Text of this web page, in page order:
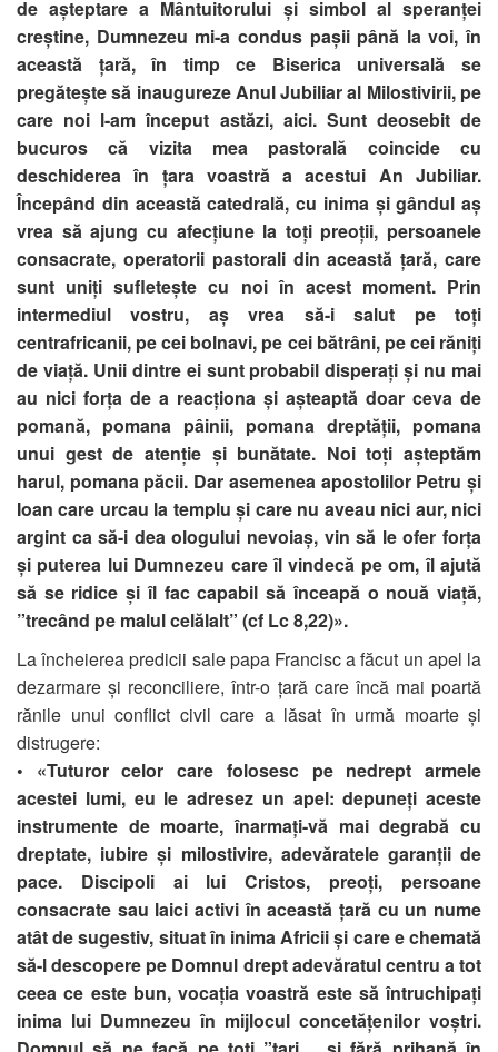
de așteptare a Mântuitorului și simbol al speranței
creștine, Dumnezeu mi-a condus pașii până la voi, în
această țară, în timp ce Biserica universală se
pregătește să inaugureze Anul Jubiliar al Milostivirii, pe
care noi l-am început astăzi, aici. Sunt deosebit de
bucuros că vizita mea pastorală coincide cu
deschiderea în țara voastră a acestui An Jubiliar.
Începând din această catedrală, cu inima și gândul aș
vrea să ajung cu afecțiune la toți preoții, persoanele
consacrate, operatorii pastorali din această țară, care
sunt uniți sufletește cu noi în acest moment. Prin
intermediul vostru, aș vrea să-i salut pe toți
centrafricanii, pe cei bolnavi, pe cei bătrâni, pe cei răniți
de viață. Unii dintre ei sunt probabil disperați și nu mai
au nici forța de a reacționa și așteaptă doar ceva de
pomană, pomana pâinii, pomana dreptății, pomana
unui gest de atenție și bunătate. Noi toți așteptăm
harul, pomana păcii. Dar asemenea apostolilor Petru și
Ioan care urcau la templu și care nu aveau nici aur, nici
argint ca să-i dea ologului nevoiaș, vin să le ofer forța
și puterea lui Dumnezeu care îl vindecă pe om, îl ajută
să se ridice și îl fac capabil să înceapă o nouă viață,
”trecând pe malul celălalt” (cf Lc 8,22)».
La încheierea predicii sale papa Francisc a făcut un apel la
dezarmare și reconciliere, într-o țară care încă mai poartă
rănile unui conflict civil care a lăsat în urmă moarte și
distrugere:
• «Tuturor celor care folosesc pe nedrept armele
acestei lumi, eu le adresez un apel: depuneți aceste
instrumente de moarte, înarmați-vă mai degrabă cu
dreptate, iubire și milostivire, adevăratele garanții de
pace. Discipoli ai lui Cristos, preoți, persoane
consacrate sau laici activi în această țară cu un nume
atât de sugestiv, situat în inima Africii și care e chemată
să-l descopere pe Domnul drept adevăratul centru a tot
ceea ce este bun, vocația voastră este să întruchipați
inima lui Dumnezeu în mijlocul concetățenilor voștri.